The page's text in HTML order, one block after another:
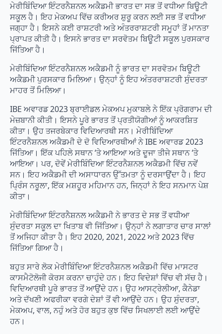
ਮੇਰੀਬਿੰਦਿਆ ਇੰਟਰਨੈਸ਼ਨਲ ਅਕੈਡਮੀ ਭਾਰਤ ਦਾ ਸਭ ਤੋਂ ਵਧੀਆ ਬਿਊਟੀ
ਸਕੂਲ ਹੈ। ਇਹ ਮੇਕਅਪ ਵਿੱਚ ਕਰੀਅਰ ਸ਼ੁਰੂ ਕਰਨ ਲਈ ਸਭ ਤੋਂ ਵਧੀਆ
ਜਗ੍ਹਾ ਹੈ। ਇਸਨੇ ਕਈ ਰਾਸ਼ਟਰੀ ਅਤੇ ਅੰਤਰਰਾਸ਼ਟਰੀ ਸਮੂਹਾਂ ਤੋਂ ਮਾਨਤਾ
ਪ੍ਰਾਪਤ ਕੀਤੀ ਹੈ। ਇਸਨੇ ਭਾਰਤ ਦਾ ਸਰਵੋਤਮ ਬਿਊਟੀ ਸਕੂਲ ਪੁਰਸਕਾਰ
ਜਿੱਤਿਆ ਹੈ।
ਮੇਰੀਬਿੰਦਿਆ ਇੰਟਰਨੈਸ਼ਨਲ ਅਕੈਡਮੀ ਨੂੰ ਭਾਰਤ ਦਾ ਸਰਵੋਤਮ ਬਿਊਟੀ
ਅਕੈਡਮੀ ਪੁਰਸਕਾਰ ਮਿਲਿਆ। ਉਨ੍ਹਾਂ ਨੂੰ ਇਹ ਅੰਤਰਰਾਸ਼ਟਰੀ ਸੁੰਦਰਤਾ
ਮਾਹਰ ਤੋਂ ਮਿਲਿਆ।
IBE ਅਵਾਰਡ 2023 ਬ੍ਰਾਈਡਲ ਮੇਕਅਪ ਮੁਕਾਬਲੇ ਨੇ ਇੱਕ ਪ੍ਰੋਗਰਾਮ ਦੀ
ਮੇਜ਼ਬਾਨੀ ਕੀਤੀ। ਇਸਨੇ ਪੂਰੇ ਭਾਰਤ ਤੋਂ ਪ੍ਰਤੀਯੋਗੀਆਂ ਨੂੰ ਆਕਰਸ਼ਿਤ
ਕੀਤਾ। ਉਹ ਤਜਰਬੇਕਾਰ ਵਿਦਿਆਰਥੀ ਸਨ। ਮੇਰੀਬਿੰਦਿਆ
ਇੰਟਰਨੈਸ਼ਨਲ ਅਕੈਡਮੀ ਦੇ ਦੋ ਵਿਦਿਆਰਥੀਆਂ ਨੇ IBE ਅਵਾਰਡ 2023
ਜਿੱਤਿਆ। ਇੱਕ ਪਹਿਲੇ ਸਥਾਨ ‘ਤੇ ਆਇਆ ਅਤੇ ਦੂਜਾ ਤੀਜੇ ਸਥਾਨ ‘ਤੇ
ਆਇਆ। ਪਰ, ਦੋਵੇਂ ਮੇਰੀਬਿੰਦਿਆ ਇੰਟਰਨੈਸ਼ਨਲ ਅਕੈਡਮੀ ਵਿੱਚ ਨਵੇਂ
ਸਨ। ਇਹ ਅਕੈਡਮੀ ਦੀ ਅਸਾਧਾਰਨ ਉੱਤਮਤਾ ਨੂੰ ਦਰਸਾਉਂਦਾ ਹੈ। ਇਹ
ਪ੍ਰਿੰਸ ਨਰੂਲਾ, ਇੱਕ ਮਸ਼ਹੂਰ ਮਹਿਮਾਨ ਹਨ, ਜਿਨ੍ਹਾਂ ਨੇ ਇਹ ਸਨਮਾਨ ਪੇਸ਼
ਕੀਤਾ।
ਮੇਰੀਬਿੰਦਿਆ ਇੰਟਰਨੈਸ਼ਨਲ ਅਕੈਡਮੀ ਨੇ ਭਾਰਤ ਦੇ ਸਭ ਤੋਂ ਵਧੀਆ
ਸੁੰਦਰਤਾ ਸਕੂਲ ਦਾ ਖਿਤਾਬ ਵੀ ਜਿੱਤਿਆ। ਉਨ੍ਹਾਂ ਨੇ ਲਗਾਤਾਰ ਚਾਰ ਸਾਲਾਂ
ਤੋਂ ਅਜਿਹਾ ਕੀਤਾ ਹੈ। ਇਹ 2020, 2021, 2022 ਅਤੇ 2023 ਵਿੱਚ
ਜਿੱਤਿਆ ਗਿਆ ਹੈ।
ਬਹੁਤ ਸਾਰੇ ਲੋਕ ਮੇਰੀਬਿੰਦਿਆ ਇੰਟਰਨੈਸ਼ਨਲ ਅਕੈਡਮੀ ਵਿੱਚ ਮਾਸਟਰ
ਕਾਸਮੈਟੋਲੋਜੀ ਕੋਰਸ ਕਰਨਾ ਚਾਹੁੰਦੇ ਹਨ। ਇਹ ਵਿਦੇਸ਼ਾਂ ਵਿੱਚ ਵੀ ਸੱਚ ਹੈ।
ਵਿਦਿਆਰਥੀ ਪੂਰੇ ਭਾਰਤ ਤੋਂ ਆਉਂਦੇ ਹਨ। ਉਹ ਆਸਟ੍ਰੇਲੀਆ, ਕੈਨੇਡਾ
ਅਤੇ ਦੱਖਣੀ ਅਫਰੀਕਾ ਵਰਗੇ ਦੇਸ਼ਾਂ ਤੋਂ ਵੀ ਆਉਂਦੇ ਹਨ। ਉਹ ਸੁੰਦਰਤਾ,
ਮੇਕਅਪ, ਵਾਲ, ਨਹੁੰ ਅਤੇ ਹੋਰ ਬਹੁਤ ਕੁਝ ਵਿੱਚ ਸਿਖਲਾਈ ਲਈ ਆਉਂਦੇ
ਹਨ।